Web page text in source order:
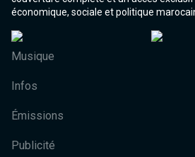
économique, sociale et politique
Musique
Infos
Émissions
Publicité